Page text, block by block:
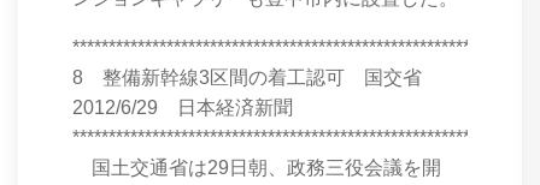
8 整備新幹線3区間の着工認可 国交省
2012/6/29 日本経済新聞
国土交通省は29日朝、政務三役会議を開